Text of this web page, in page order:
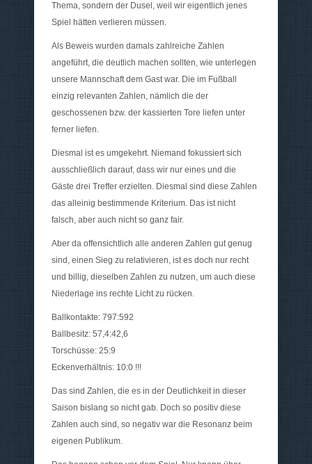
Thema, sondern der Dusel, weil wir eigentlich jenes
Spiel hätten verlieren müssen.
Als Beweis wurden damals zahlreiche Zahlen
angeführt, die deutlich machen sollten, wie unterlegen
unsere Mannschaft dem Gast war. Die im Fußball
einzig relevanten Zahlen, nämlich die der
geschossenen bzw. der kassierten Tore liefen unter
ferner liefen.
Diesmal ist es umgekehrt. Niemand fokussiert sich
ausschließlich darauf, dass wir nur eines und die
Gäste drei Treffer erzielten. Diesmal sind diese Zahlen
das alleinig bestimmende Kriterium. Das ist nicht
falsch, aber auch nicht so ganz fair.
Aber da offensichtlich alle anderen Zahlen gut genug
sind, einen Sieg zu relativieren, ist es doch nur recht
und billig, dieselben Zahlen zu nutzen, um auch diese
Niederlage ins rechte Licht zu rücken.
Ballkontakte: 797:592
Ballbesitz: 57,4:42,6
Torschüsse: 25:9
Eckenverhältnis: 10:0 !!!
Das sind Zahlen, die es in der Deutlichkeit in dieser
Saison bislang so nicht gab. Doch so positiv diese
Zahlen auch sind, so negativ war die Resonanz beim
eigenen Publikum.